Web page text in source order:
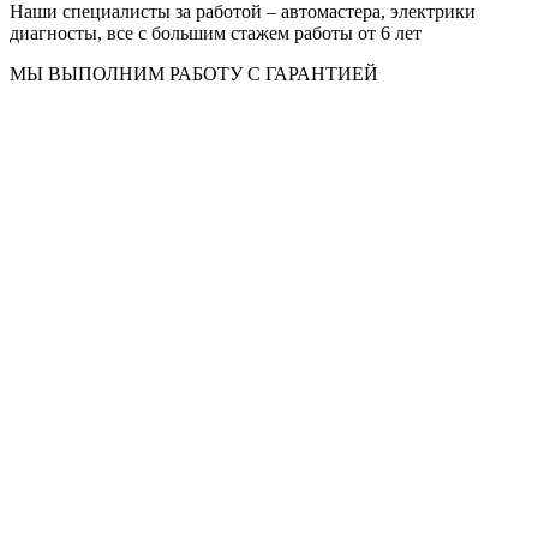
Наши специалисты за работой – автомастера, электрики
диагносты, все с большим стажем работы от 6 лет
МЫ ВЫПОЛНИМ РАБОТУ С ГАРАНТИЕЙ